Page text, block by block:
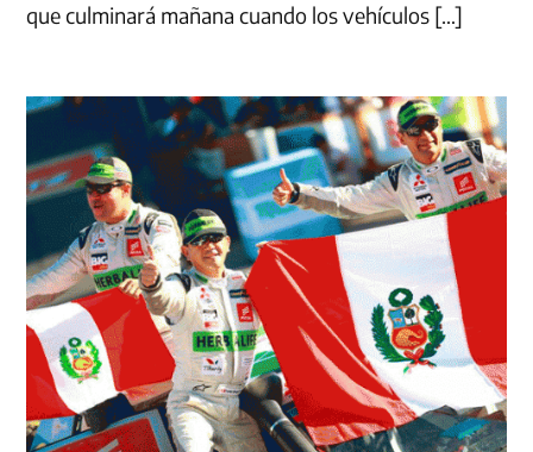
que culminará mañana cuando los vehículos […]